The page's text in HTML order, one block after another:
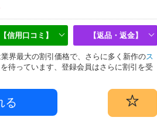
【信用口コミ】 【返品・返金】
界最大の割引価格で、さらに多く新作のス
待っています、登録会員はさらに割引を受